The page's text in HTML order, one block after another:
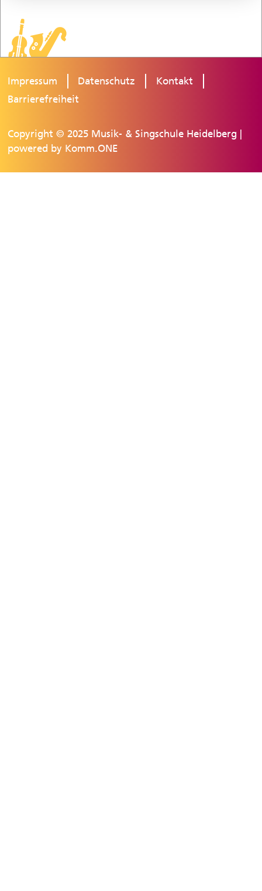
Impressum Datenschutz
Kontakt
Barrierefreiheit
Copyright © 2025 Musik- & Singschule Heidelberg |
powered by Komm.ONE